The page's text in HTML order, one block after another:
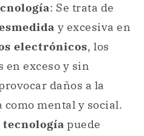
: Se trata de
y excesiva en
electrónicos, los
en exceso y sin
daños a la
mental y social.
puede